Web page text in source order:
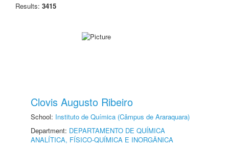
Results: 3415
Clovis Augusto Ribeiro
School: Instituto de Química (Câmpus de Araraquara)
Department: DEPARTAMENTO DE QUÍMICA
ANALÍTICA, FÍSICO-QUÍMICA E INORGÂNICA